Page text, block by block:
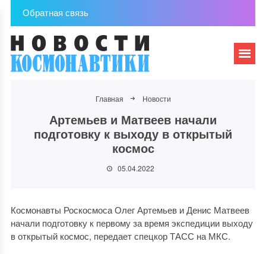
Обратная связь
Главная Новости
Артемьев и Матвеев начали
подготовку к выходу в открытый
космос
05.04.2022
Космонавты Роскосмоса Олег Артемьев и Денис Матвеев
начали подготовку к первому за время экспедиции выходу
в открытый космос, передает спецкор ТАСС на МКС.